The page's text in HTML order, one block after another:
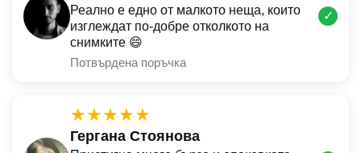
Реално е едно от малкото неща, които
изглеждат по-добре отколкото на
снимките 😄
Потвърдена поръчка
✓
★★★★★
Гергана Стоянова